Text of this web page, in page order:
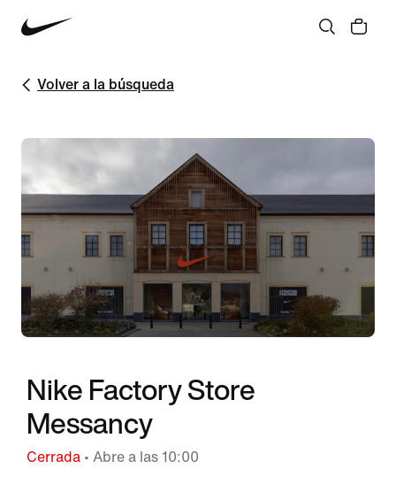
Volver a la búsqueda
Nike Factory Store
Messancy
Cerrada • Abre a las 10:00